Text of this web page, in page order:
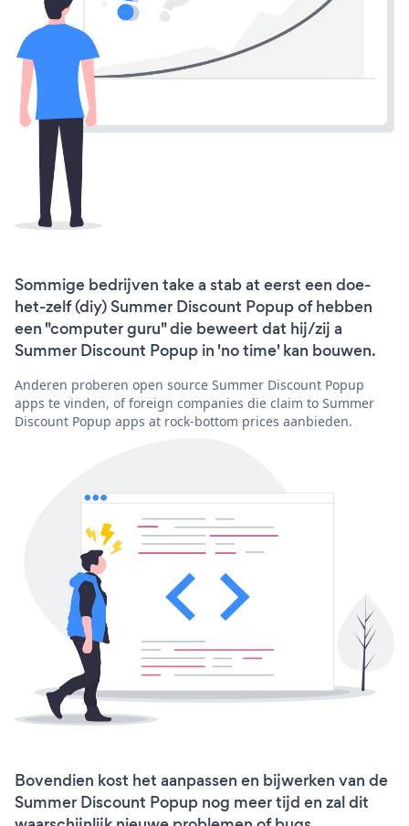
Sommige bedrijven take a stab at eerst een doe-
het-zelf (diy) Summer Discount Popup of hebben
een "computer guru" die beweert dat hij/zij a
Summer Discount Popup in 'no time' kan bouwen.
Anderen proberen open source Summer Discount Popup
apps te vinden, of foreign companies die claim to Summer
Discount Popup apps at rock-bottom prices aanbieden.
Bovendien kost het aanpassen en bijwerken van de
Summer Discount Popup nog meer tijd en zal dit